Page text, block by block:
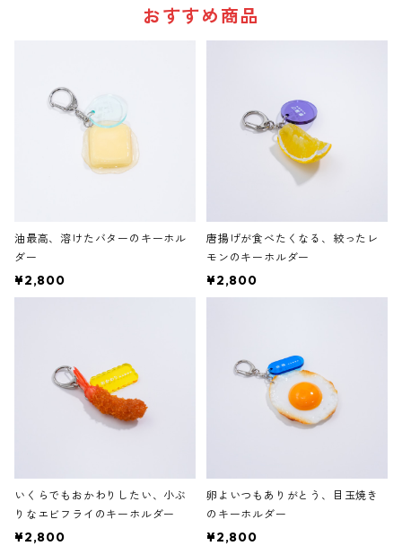
おすすめ商品
油最高、溶けたバターのキーホル
ダー
¥2,800
唐揚げが食べたくなる、絞ったレ
モンのキーホルダー
¥2,800
いくらでもおかわりしたい、小ぶ
りなエビフライのキーホルダー
¥2,800
卵よいつもありがとう、目玉焼き
のキーホルダー
¥2,800